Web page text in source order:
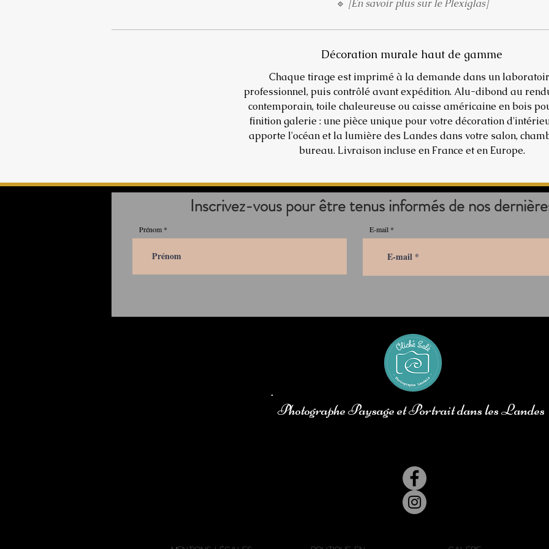
🔹 [En savoir plus sur le Plexiglas]
Décoration murale haut de gamme
Chaque tirage est imprimé à la demande dans un
professionnel, puis contrôlé avant expédition. Alu-dibond au
contemporain, toile chaleureuse ou caisse américaine en bois
finition galerie : une pièce unique pour votre décoration
apporte l'océan et la lumière des Landes dans votre salon,
bureau. Livraison incluse en France et en Europe.
Inscrivez-vous pour être tenus informés de nos
Prénom E-mail
Photographe Paysage et Portrait dans les Landes